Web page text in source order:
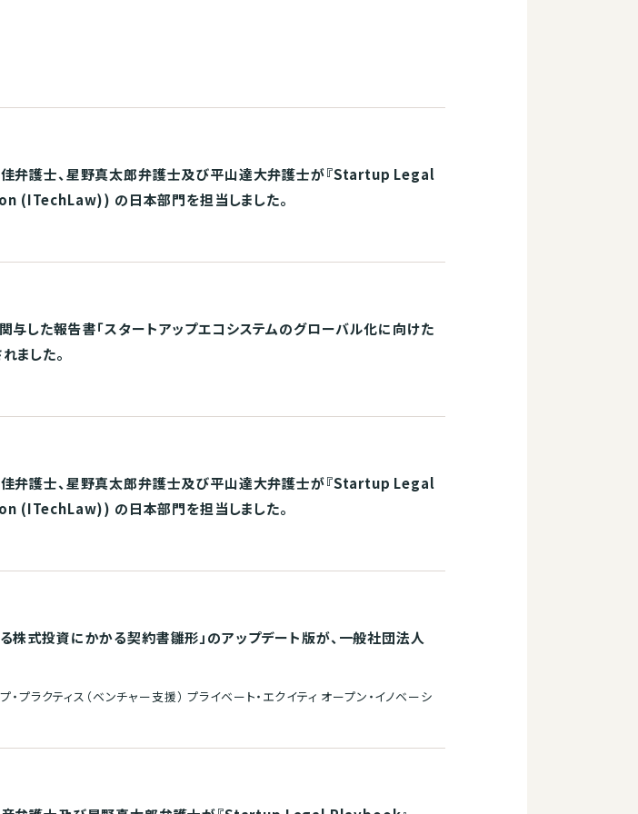
弁護士、星野真太郎弁護士及び平山達大弁護士が『Startup Legal
の日本部門を担当しました。
した報告書「スタートアップエコシステムのグローバル化に向けた
ました。
弁護士、星野真太郎弁護士及び平山達大弁護士が『Startup Legal
の日本部門を担当しました。
株式投資にかかる契約書雛形」のアップデート版が、一般社団法人
プラクティス（ベンチャー支援） プライベート・エクイティ オープン・イノベーシ